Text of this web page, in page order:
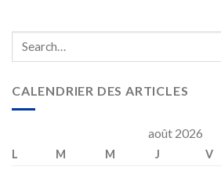
CALENDRIER DES ARTICLES
août 2026
L M M J V